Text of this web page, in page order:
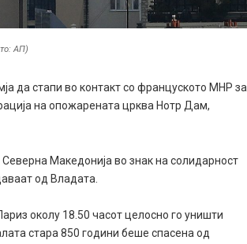
АП)
да стапи во контакт со француското МНР за
на опожарената црква Нотр Дам,
Македонија во знак на солидарност
од Владата.
околу 18.50 часот целосно го уништи
стара 850 години беше спасена од